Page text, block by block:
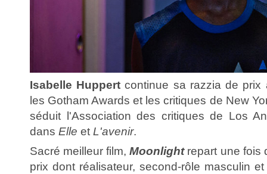
Isabelle Huppert continue sa razzia de prix
les Gotham Awards et les critiques de New
séduit l'Association des critiques de Los
dans Elle et L'avenir.
Sacré meilleur film,Moonlightrepart une fois
prix dont réalisateur, second-rôle masculin